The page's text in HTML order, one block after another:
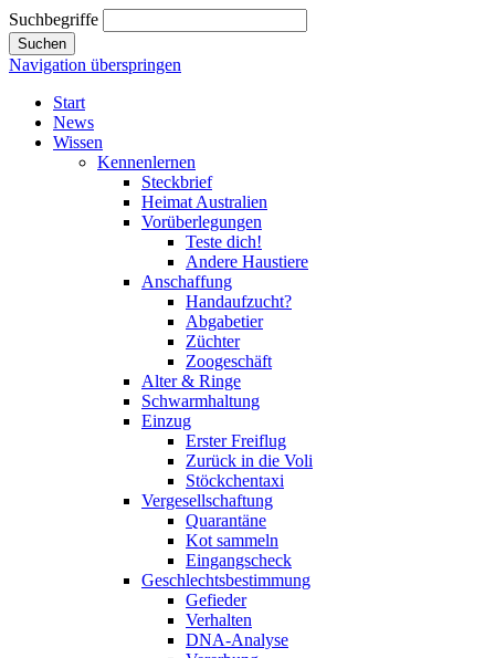
Suchbegriffe
Suchen
Navigation überspringen
Start
News
Wissen
Kennenlernen
Steckbrief
Heimat Australien
Vorüberlegungen
Teste dich!
Andere Haustiere
Anschaffung
Handaufzucht?
Abgabetier
Züchter
Zoogeschäft
Alter & Ringe
Schwarmhaltung
Einzug
Erster Freiflug
Zurück in die Voli
Stöckchentaxi
Vergesellschaftung
Quarantäne
Kot sammeln
Eingangscheck
Geschlechtsbestimmung
Gefieder
Verhalten
DNA-Analyse